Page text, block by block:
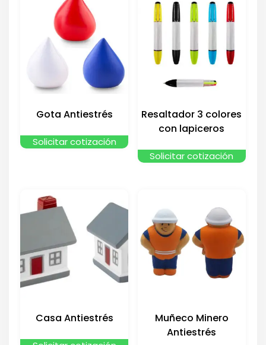
Gota Antiestrés
Solicitar cotización
Resaltador 3 colores
con lapiceros
Solicitar cotización
Casa Antiestrés
Muñeco Minero
Antiestrés